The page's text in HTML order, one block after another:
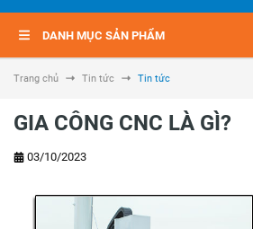
DANH MỤC SẢN PHẨM
Trang chủ Tin tức Tin tức
GIA CÔNG CNC LÀ GÌ?
03/10/2023